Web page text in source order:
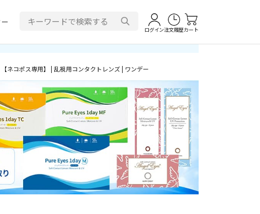
ログイン注文履歴カート
ネコポス専用】 | 乱視用コンタクトレンズ | ワンデー